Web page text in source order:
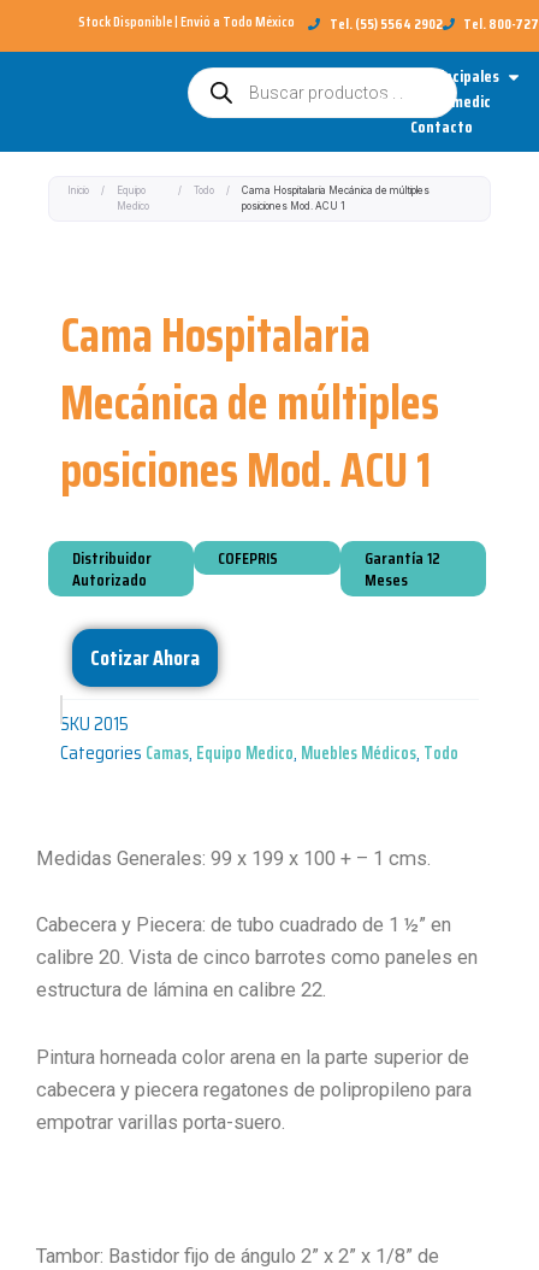
al
Stock Disponible | Envió a Todo México​ Tel. (55) 5564 2902 Tel. 800-
Búsqueda
de
productos
Categorías Principales
Sobre Redimedic
Contacto
Inicio /
Equipo
Medico
/ Todo /
Cama Hospitalaria Mecánica de múltiples
posiciones Mod. ACU 1
Cama Hospitalaria
Mecánica de múltiples
posiciones Mod. ACU 1
Distribuidor
Autorizado
COFEPRIS
Garantía 12
Meses
Cotizar Ahora
SKU2015
Categories Camas, Equipo Medico, Muebles Médicos, Todo
Medidas Generales: 99 x 199 x 100 + – 1 cms.
Cabecera y Piecera: de tubo cuadrado de 1 ½” en
calibre 20. Vista de cinco barrotes como paneles en
estructura de lámina en calibre 22.
Pintura horneada color arena en la parte superior de
cabecera y piecera regatones de polipropileno para
empotrar varillas porta-suero.
Tambor: Bastidor fijo de ángulo 2” x 2” x 1/8” de